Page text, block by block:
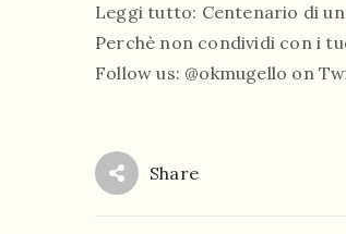
Leggi tutto: Centenario di un
Perchè non condividi con i
Follow us: @okmugello on
Share